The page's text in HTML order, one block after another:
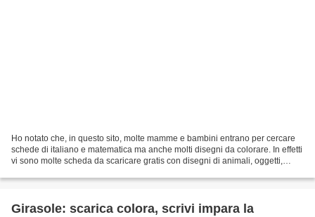
Ho notato che, in questo sito, molte mamme e bambini entrano per cercare
schede di italiano e matematica ma anche molti disegni da colorare. In effetti
vi sono molte scheda da scaricare gratis con disegni di animali, oggetti,
Girasole: scarica colora, scrivi impara la